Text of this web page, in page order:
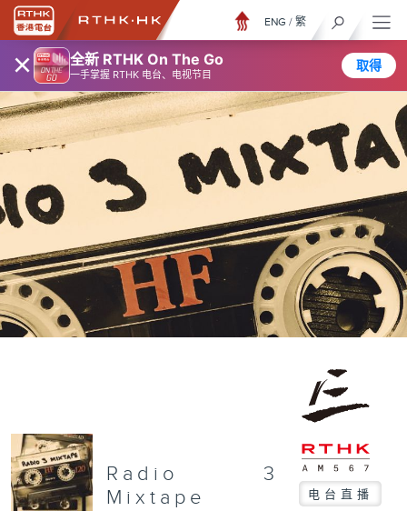
× 全新 RTHK On The Go
一手掌握 RTHK 电台、电视节目
取得
ENG / 繁
Radio 3
Mixtape
电台直播